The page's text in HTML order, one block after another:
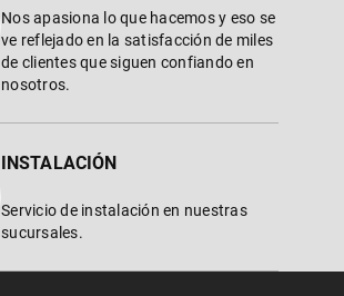
Nos apasiona lo que hacemos y eso se
ve reflejado en la satisfacción de miles
de clientes que siguen confiando en
nosotros.
INSTALACIÓN
Servicio de instalación en nuestras
sucursales.